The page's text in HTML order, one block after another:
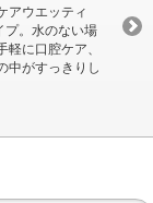
アウエッティ
。水のない場
に口腔ケア、
中がすっきりし